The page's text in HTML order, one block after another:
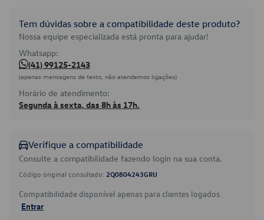
Tem dúvidas sobre a compatibilidade deste produto?
Nossa equipe especializada está pronta para ajudar!
Whatsapp:
(41) 99125-2143
(apenas mensagens de texto, não atendemos ligações)
Horário de atendimento:
Segunda à sexta, das 8h às 17h.
Verifique a compatibilidade
Consulte a compatibilidade fazendo login na sua conta.
Código original consultado: 2Q0804243GRU
Compatibilidade disponível apenas para clientes logados.
Entrar